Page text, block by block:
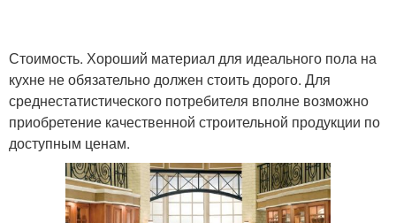
Стоимость. Хороший материал для идеального пола на
кухне не обязательно должен стоить дорого. Для
среднестатистического потребителя вполне возможно
приобретение качественной строительной продукции по
доступным ценам.